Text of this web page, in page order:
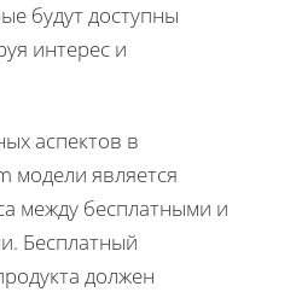
будут доступны
интерес и
аспектов в
модели является
между бесплатными и
Бесплатный
должен